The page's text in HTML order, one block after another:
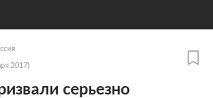
2017)
серьезно